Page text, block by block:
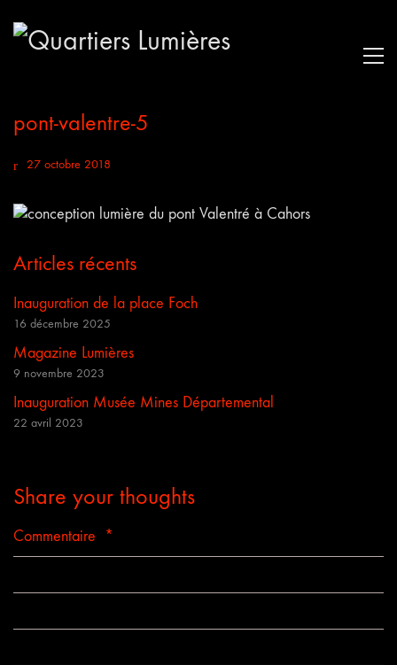
pont-valentre-5
27 octobre 2018
Articles récents
Inauguration de la place Foch
16 décembre 2025
Magazine Lumières
9 novembre 2023
Inauguration Musée Mines Départemental
22 avril 2023
Share your thoughts
Commentaire *